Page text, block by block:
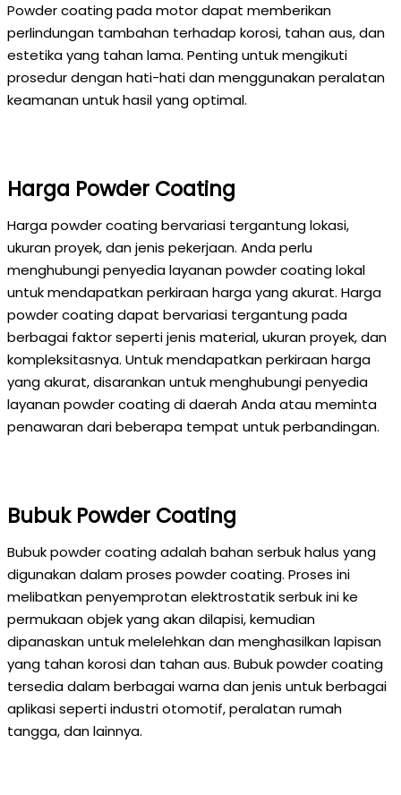
Powder coating pada motor dapat memberikan
perlindungan tambahan terhadap korosi, tahan aus, dan
estetika yang tahan lama. Penting untuk mengikuti
prosedur dengan hati-hati dan menggunakan peralatan
keamanan untuk hasil yang optimal.
Harga Powder Coating
Harga powder coating bervariasi tergantung lokasi,
ukuran proyek, dan jenis pekerjaan. Anda perlu
menghubungi penyedia layanan powder coating lokal
untuk mendapatkan perkiraan harga yang akurat. Harga
powder coating dapat bervariasi tergantung pada
berbagai faktor seperti jenis material, ukuran proyek, dan
kompleksitasnya. Untuk mendapatkan perkiraan harga
yang akurat, disarankan untuk menghubungi penyedia
layanan powder coating di daerah Anda atau meminta
penawaran dari beberapa tempat untuk perbandingan.
Bubuk Powder Coating
Bubuk powder coating adalah bahan serbuk halus yang
digunakan dalam proses powder coating. Proses ini
melibatkan penyemprotan elektrostatik serbuk ini ke
permukaan objek yang akan dilapisi, kemudian
dipanaskan untuk melelehkan dan menghasilkan lapisan
yang tahan korosi dan tahan aus. Bubuk powder coating
tersedia dalam berbagai warna dan jenis untuk berbagai
aplikasi seperti industri otomotif, peralatan rumah
tangga, dan lainnya.